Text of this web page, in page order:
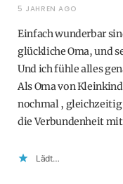
5 JAHREN AGO
Einfach wunderbar
glückliche Oma, und
Und ich fühle alles
Als Oma von
nochmal , gleichzeitig
die Verbundenheit
Lädt…